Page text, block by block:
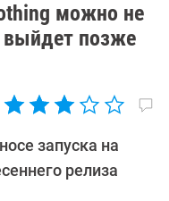
можно не
выйдет позже
запуска на
релиза